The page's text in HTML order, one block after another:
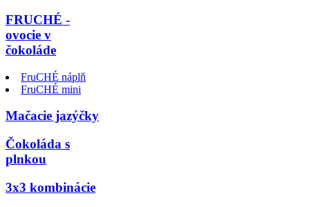
FRUCHÉ -
ovocie v
čokoláde
FruCHÉ náplň
FruCHÉ mini
Mačacie jazýčky
Čokoláda s
plnkou
3x3 kombinácie